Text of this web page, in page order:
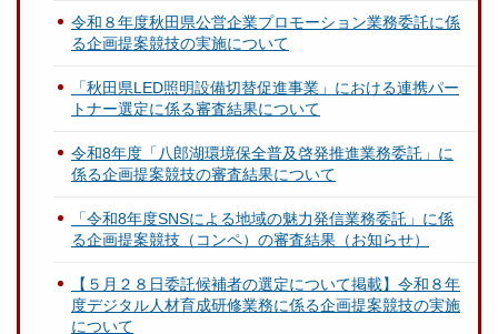
令和８年度秋田県公営企業プロモーション業務委託に係
る企画提案競技の実施について
「秋田県LED照明設備切替促進事業」における連携パー
トナー選定に係る審査結果について
令和8年度「八郎湖環境保全普及啓発推進業務委託」に
係る企画提案競技の審査結果について
「令和8年度SNSによる地域の魅力発信業務委託」に係
る企画提案競技（コンペ）の審査結果（お知らせ）
【５月２８日委託候補者の選定について掲載】令和８年
度デジタル人材育成研修業務に係る企画提案競技の実施
について